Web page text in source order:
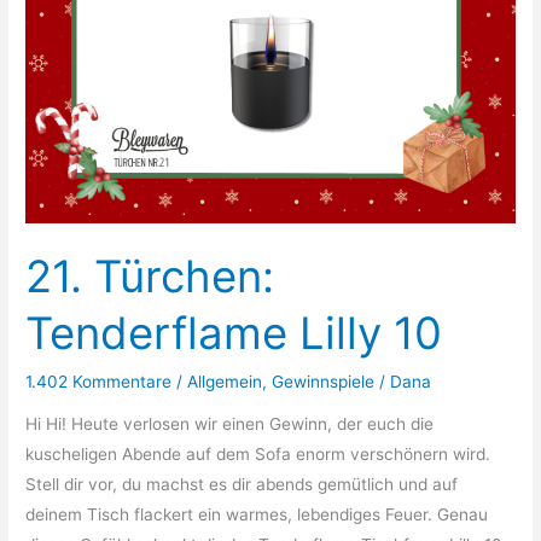
21. Türchen:
Tenderflame Lilly 10
1.402 Kommentare /Allgemein,Gewinnspiele / Dana
Hi Hi! Heute verlosen wir einen Gewinn, der euch die
kuscheligen Abende auf dem Sofa enorm verschönern wird.
Stell dir vor, du machst es dir abends gemütlich und auf
deinem Tisch flackert ein warmes, lebendiges Feuer. Genau